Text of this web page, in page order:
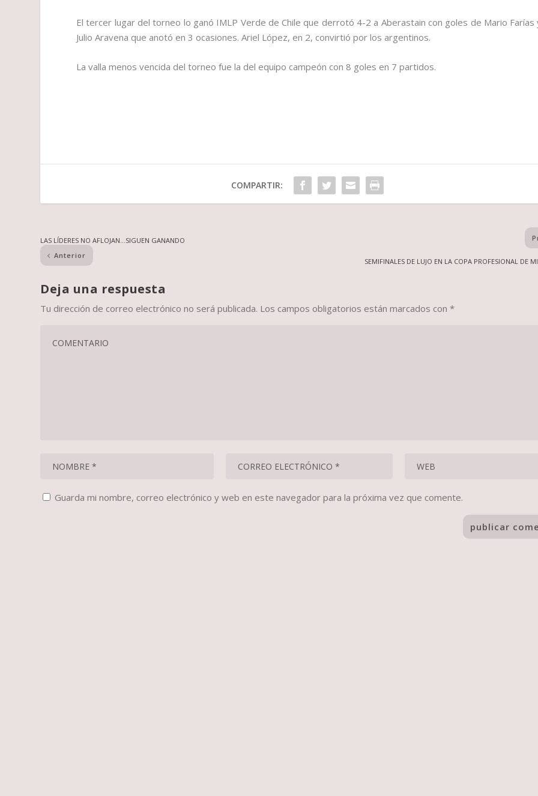
El tercer lugar del torneo lo ganó IMLP Verde de Chile que derrotó 4-2 a Aberastain con goles de Mario Farías
Julio Aravena que anotó en 3 ocasiones. Ariel López, en 2, convirtió por los argentinos.
La valla menos vencida del torneo fue la del equipo campeón con 8 goles en 7 partidos.
COMPARTIR:
LAS LÍDERES NO AFLOJAN…SIGUEN GANANDO
Anterior
SEMIFINALES DE LUJO EN LA COPA PROFESIONAL DE
Deja una respuesta
Tu dirección de correo electrónico no será publicada. Los campos obligatorios están marcados con*
Guarda mi nombre, correo electrónico y web en este navegador para la próxima vez que comente.